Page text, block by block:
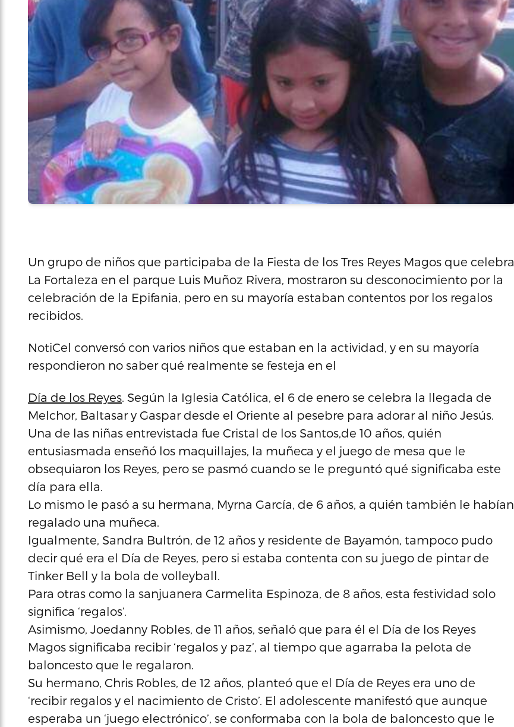
Un grupo de niños que participaba de la Fiesta de los Tres Reyes Magos que celebra
La Fortaleza en el parque Luis Muñoz Rivera, mostraron su desconocimiento por la
celebración de la Epifania, pero en su mayoría estaban contentos por los regalos
recibidos.
NotiCel conversó con varios niños que estaban en la actividad, y en su mayoría
respondieron no saber qué realmente se festeja en el
Día de los Reyes. Según la Iglesia Católica, el 6 de enero se celebra la llegada de
Melchor, Baltasar y Gaspar desde el Oriente al pesebre para adorar al niño Jesús.
Una de las niñas entrevistada fue Cristal de los Santos,de 10 años, quién
entusiasmada enseñó los maquillajes, la muñeca y el juego de mesa que le
obsequiaron los Reyes, pero se pasmó cuando se le preguntó qué significaba este
día para ella.
Lo mismo le pasó a su hermana, Myrna García, de 6 años, a quién también le habían
regalado una muñeca.
Igualmente, Sandra Bultrón, de 12 años y residente de Bayamón, tampoco pudo
decir qué era el Día de Reyes, pero si estaba contenta con su juego de pintar de
Tinker Bell y la bola de volleyball.
Para otras como la sanjuanera Carmelita Espinoza, de 8 años, esta festividad solo
significa ‘regalos’.
Asimismo, Joedanny Robles, de 11 años, señaló que para él el Día de los Reyes
Magos significaba recibir ‘regalos y paz’, al tiempo que agarraba la pelota de
baloncesto que le regalaron.
Su hermano, Chris Robles, de 12 años, planteó que el Día de Reyes era uno de
‘recibir regalos y el nacimiento de Cristo’. El adolescente manifestó que aunque
esperaba un ‘juego electrónico’, se conformaba con la bola de baloncesto que le